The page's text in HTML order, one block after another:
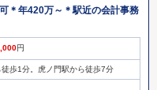
＊年420万～＊駅近の会計事務
円
歩1分。虎ノ門駅から徒歩7分